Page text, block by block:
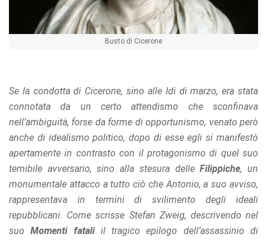
Busto di Cicerone
Se la condotta di Cicerone, sino alle Idi di marzo, era stata
connotata da un certo attendismo che sconfinava
nell’ambiguità, forse da forme di opportunismo, venato però
anche di idealismo politico, dopo di esse egli si manifestò
apertamente in contrasto con il protagonismo di quel suo
temibile avversario, sino alla stesura delleFilippiche, un
monumentale attacco a tutto ciò che Antonio, a suo avviso,
rappresentava in termini di svilimento degli ideali
repubblicani. Come scrisse Stefan Zweig, descrivendo nel
suoMomenti fatali il tragico epilogo dell’assassinio di